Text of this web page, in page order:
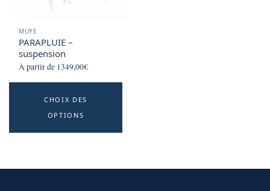
MUYE
PARAPLUIE –
suspension
À partir de 1349,00€
CHOIX DES
OPTIONS